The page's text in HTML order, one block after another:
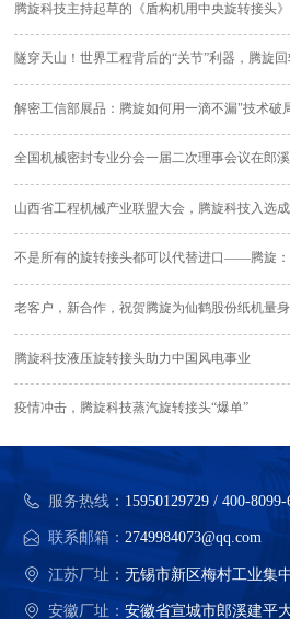
腾旋科技主持起草的《盾构机用中央旋转接头
隧穿天山！世界工程背后的“关节”利器，腾旋
解密工信部展品：腾旋如何用一滴不漏"技术破
全国机械密封专业分会一届二次理事会议在郎
山西省工程机械产业联盟大会，腾旋科技入选
不是所有的旋转接头都可以代替进口——腾旋
老客户，新合作，祝贺腾旋为仙鹤股份纸机量
腾旋科技液压旋转接头助力中国风电事业
疫情冲击，腾旋科技蒸汽旋转接头“爆单”
服务热线： 15950129729 / 400-8099-
联系邮箱：2749984073@qq.com
江苏厂址：无锡市新区梅村工业集
安徽厂址：安徽省宣城市郎溪建平